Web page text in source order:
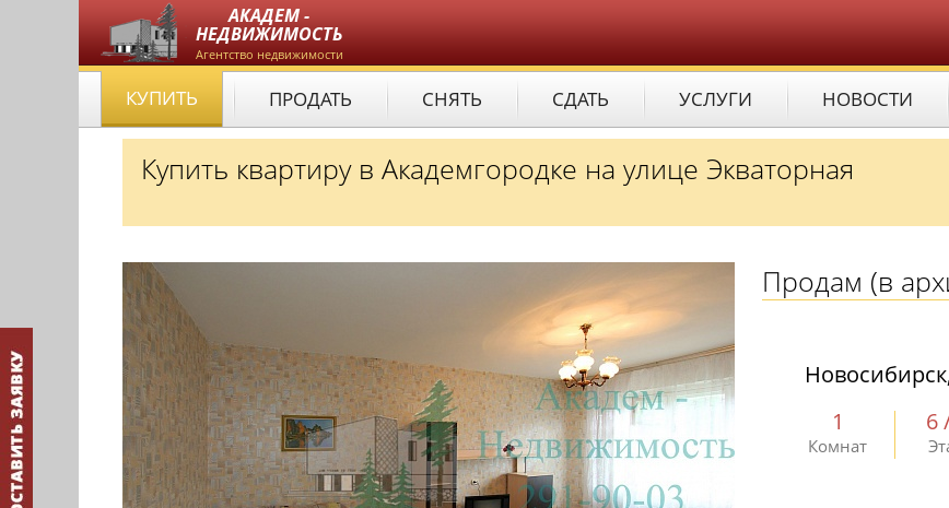
АКАДЕМ -
НЕДВИЖИМОСТЬ
Агентство недвижимости
КУПИТЬ ПРОДАТЬ СНЯТЬ СДАТЬ УСЛУГИ НОВОСТИ
Купить квартиру в Академгородке на улице Экваторная
Продам (в
1
Комнат
6